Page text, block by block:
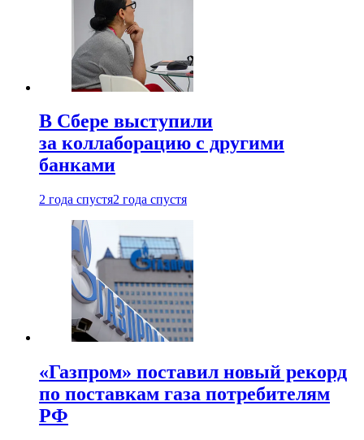
В Сбере выступили
за коллаборацию с другими
банками
2 года спустя2 года спустя
«Газпром» поставил новый рекорд
по поставкам газа потребителям
РФ